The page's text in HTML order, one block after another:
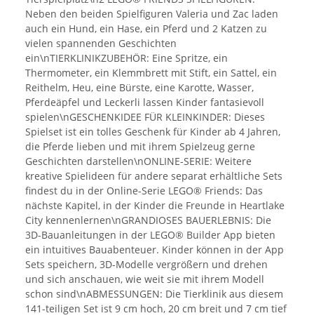
Neben den beiden Spielfiguren Valeria und Zac laden
auch ein Hund, ein Hase, ein Pferd und 2 Katzen zu
vielen spannenden Geschichten
ein\nTIERKLINIKZUBEHÖR: Eine Spritze, ein
Thermometer, ein Klemmbrett mit Stift, ein Sattel, ein
Reithelm, Heu, eine Bürste, eine Karotte, Wasser,
Pferdeäpfel und Leckerli lassen Kinder fantasievoll
spielen\nGESCHENKIDEE FÜR KLEINKINDER: Dieses
Spielset ist ein tolles Geschenk für Kinder ab 4 Jahren,
die Pferde lieben und mit ihrem Spielzeug gerne
Geschichten darstellen\nONLINE-SERIE: Weitere
kreative Spielideen für andere separat erhältliche Sets
findest du in der Online-Serie LEGO® Friends: Das
nächste Kapitel, in der Kinder die Freunde in Heartlake
City kennenlernen\nGRANDIOSES BAUERLEBNIS: Die
3D-Bauanleitungen in der LEGO® Builder App bieten
ein intuitives Bauabenteuer. Kinder können in der App
Sets speichern, 3D-Modelle vergrößern und drehen
und sich anschauen, wie weit sie mit ihrem Modell
schon sind\nABMESSUNGEN: Die Tierklinik aus diesem
141-teiligen Set ist 9 cm hoch, 20 cm breit und 7 cm tief